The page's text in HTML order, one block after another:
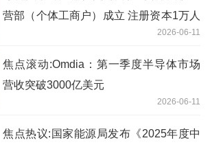
营部（个体工商户）成立 注册资本1万人
2026-06-11
焦点滚动:Omdia：第一季度半导体市场
营收突破3000亿美元
2026-06-11
焦点热议:国家能源局发布《2025年度中